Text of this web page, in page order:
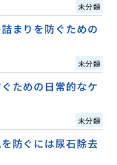
未分類
まりを防ぐための
未分類
ための日常的なケ
未分類
防ぐには尿石除去